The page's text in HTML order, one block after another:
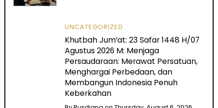
UNCATEGORIZED
Khutbah Jum’at: 23 Safar 1448 H/07
Agustus 2026 M: Menjaga
Persaudaraan: Merawat Persatuan,
Menghargai Perbedaan, dan
Membangun Indonesia Penuh
Keberkahan